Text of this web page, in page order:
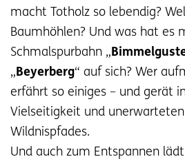
macht Totholz so lebendig?
Baumhöhlen? Und was hat es
Schmalspurbahn „
„ Beyerberg“ auf sich? Wer
erfährt so einiges – und gerät
Vielseitigkeit und
Wildnispfades.
Und auch zum Entspannen